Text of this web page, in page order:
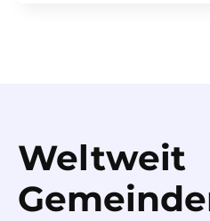
Weltweit